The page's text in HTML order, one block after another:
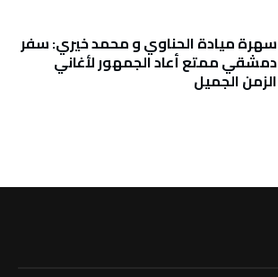
سهرة ميادة الحناوي و محمد خيري: سفر
دمشقي ممتع أعاد الجمهور لأغاني
الزمن الجميل